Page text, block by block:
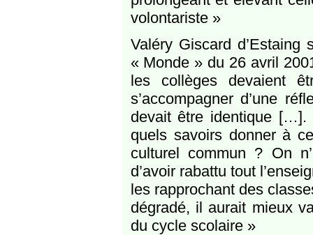
volontariste »
Valéry Giscard d’Estaing
« Monde » du 26 avril
les collèges devaient
s’accompagner d’une
devait être identique […].
quels savoirs donner à
culturel commun ? On
d’avoir rabattu tout
les rapprochant des
dégradé, il aurait mieux
du cycle scolaire »